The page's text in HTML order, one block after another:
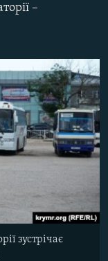
–
зустрічає